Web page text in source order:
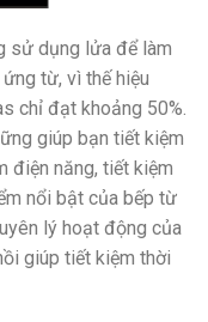
sử dụng lửa để làm
từ, vì thế hiệu
chỉ đạt khoảng 50%.
giúp bạn tiết kiệm
điện năng, tiết kiệm
nổi bật của bếp từ
lý hoạt động của
giúp tiết kiệm thời